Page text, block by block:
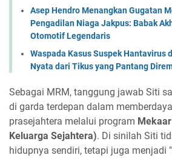
Asep Hendro Menangkan Gugatan
Pengadilan Niaga Jakpus: Babak
Otomotif Legendaris
Waspada Kasus Suspek Hantavirus
Nyata dari Tikus yang Pantang
Sebagai MRM, tanggung jawab Siti
di garda terdepan dalam
prasejahtera melalui program
Keluarga Sejahtera). Di sinilah Siti
hidupnya sendiri, tetapi juga menjadi